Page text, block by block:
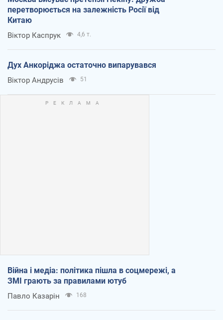
перетворюється на залежність Росії від
Китаю
Віктор Каспрук 4,6 т.
Дух Анкоріджа остаточно випарувався
Віктор Андрусів 51
Війна і медіа: політика пішла в соцмережі, а
ЗМІ грають за правилами ютуб
Павло Казарін 168